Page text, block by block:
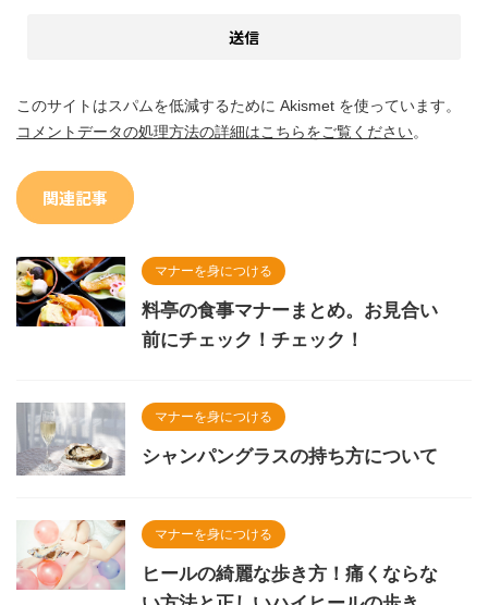
このサイトはスパムを低減するために Akismet を使っています。
コメントデータの処理方法の詳細はこちらをご覧ください。
関連記事
マナーを身につける
料亭の食事マナーまとめ。お見合い
前にチェック！チェック！
マナーを身につける
シャンパングラスの持ち方について
マナーを身につける
ヒールの綺麗な歩き方！痛くならな